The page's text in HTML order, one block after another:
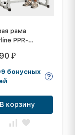
рама
PPR-
₽
бонусных
В корзину